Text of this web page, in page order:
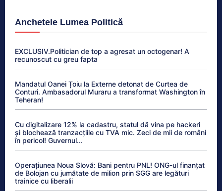
Anchetele Lumea Politică
EXCLUSIV.Politician de top a agresat un octogenar! A
recunoscut cu greu fapta
Mandatul Oanei Țoiu la Externe detonat de Curtea de
Conturi. Ambasadorul Muraru a transformat Washington în
Teheran!
Cu digitalizare 12% la cadastru, statul dă vina pe hackeri
și blochează tranzacțiile cu TVA mic. Zeci de mii de români
în pericol! Guvernul...
Operațiunea Noua Slovă: Bani pentru PNL! ONG-ul finanțat
de Bolojan cu jumătate de milion prin SGG are legături
trainice cu liberalii